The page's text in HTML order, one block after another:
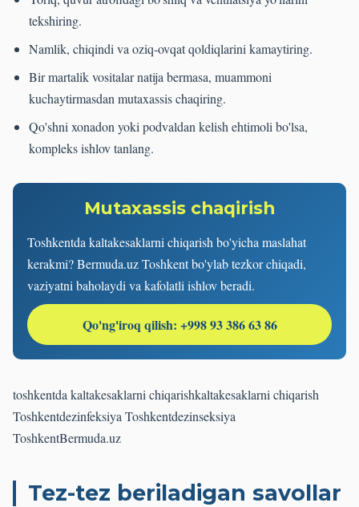
tekshiring.
Namlik, chiqindi va oziq-ovqat qoldiqlarini kamaytiring.
Bir martalik vositalar natija bermasa, muammoni
kuchaytirmasdan mutaxassis chaqiring.
Qo'shni xonadon yoki podvaldan kelish ehtimoli bo'lsa,
kompleks ishlov tanlang.
Mutaxassis chaqirish
Toshkentda kaltakesaklarni chiqarish bo'yicha maslahat
kerakmi? Bermuda.uz Toshkent bo'ylab tezkor chiqadi,
vaziyatni baholaydi va kafolatli ishlov beradi.
Qo'ng'iroq qilish: +998 93 386 63 86
toshkentda kaltakesaklarni chiqarishkaltakesaklarni chiqarish
Toshkentdezinfeksiya Toshkentdezinseksiya
ToshkentBermuda.uz
Tez-tez beriladigan savollar